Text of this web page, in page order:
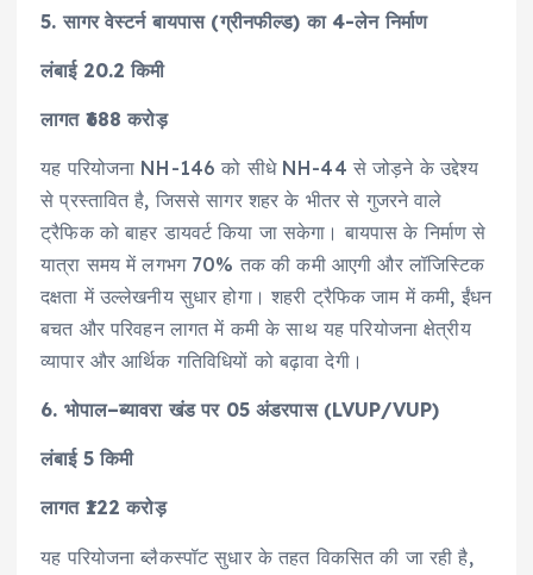
5. सागर वेस्टर्न बायपास (ग्रीनफील्ड) का 4-लेन निर्माण
लंबाई 20.2 किमी
लागत ₹688 करोड़
यह परियोजना NH-146 को सीधे NH-44 से जोड़ने के उद्देश्य
से प्रस्तावित है, जिससे सागर शहर के भीतर से गुजरने वाले
ट्रैफिक को बाहर डायवर्ट किया जा सकेगा। बायपास के निर्माण से
यात्रा समय में लगभग 70% तक की कमी आएगी और लॉजिस्टिक
दक्षता में उल्लेखनीय सुधार होगा। शहरी ट्रैफिक जाम में कमी, ईंधन
बचत और परिवहन लागत में कमी के साथ यह परियोजना क्षेत्रीय
व्यापार और आर्थिक गतिविधियों को बढ़ावा देगी।
6. भोपाल–ब्यावरा खंड पर 05 अंडरपास (LVUP/VUP)
लंबाई 5 किमी
लागत ₹122 करोड़
यह परियोजना ब्लैकस्पॉट सुधार के तहत विकसित की जा रही है,